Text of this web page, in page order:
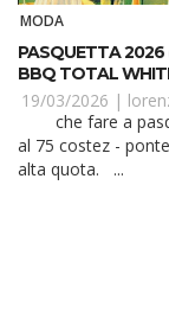
MODA
PASQUETTA 2026
BBQ TOTAL
19/03/2026 |
al 75 costez -
alta quota. ...